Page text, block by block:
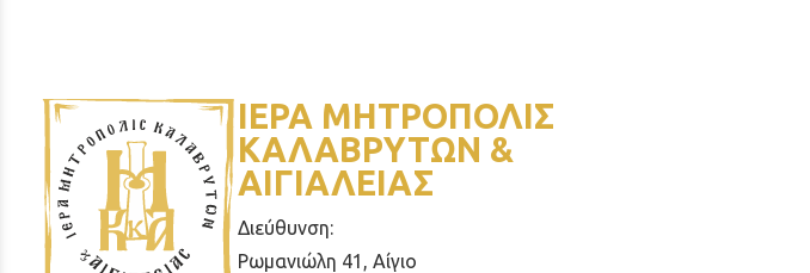
ΙΕΡΑ ΜΗΤΡΟΠΟΛΙΣ
ΚΑΛΑΒΡΥΤΩΝ &
ΑΙΓΙΑΛΕΙΑΣ
Διεύθυνση:
Ρωμανιώλη 41, Αίγιο